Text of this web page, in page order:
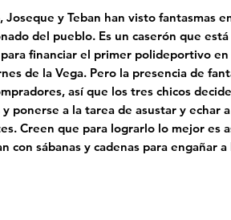
Joseque y Teban han visto fantasmas
del pueblo. Es un caserón que
financiar el primer polideportivo
de la Vega. Pero la presencia de
así que los tres chicos
y ponerse a la tarea de asustar y echar
Creen que para lograrlo lo mejor es
con sábanas y cadenas para engañar